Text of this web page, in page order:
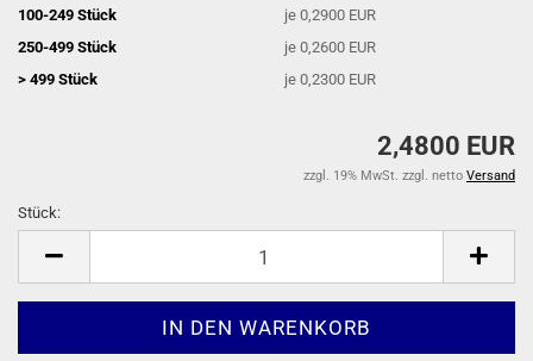
100-249 Stück
je 0,2900 EUR
250-499 Stück
je 0,2600 EUR
> 499 Stück
je 0,2300 EUR
2,4800 EUR
zzgl. 19% MwSt. zzgl. netto Versand
Stück: